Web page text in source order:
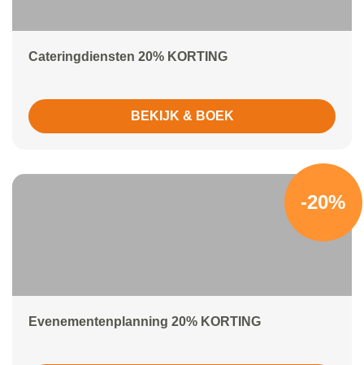
Cateringdiensten 20% KORTING
BEKIJK & BOEK
-20%
Evenementenplanning 20% KORTING